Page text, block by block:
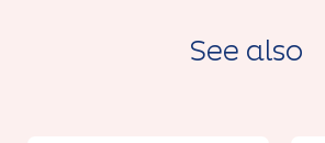
See also